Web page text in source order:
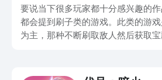
要说当下很多玩家都十分感兴趣的
都会提到刷子类的游戏。此类的游
为主，那种不断刷取敌人然后获取
在哪。